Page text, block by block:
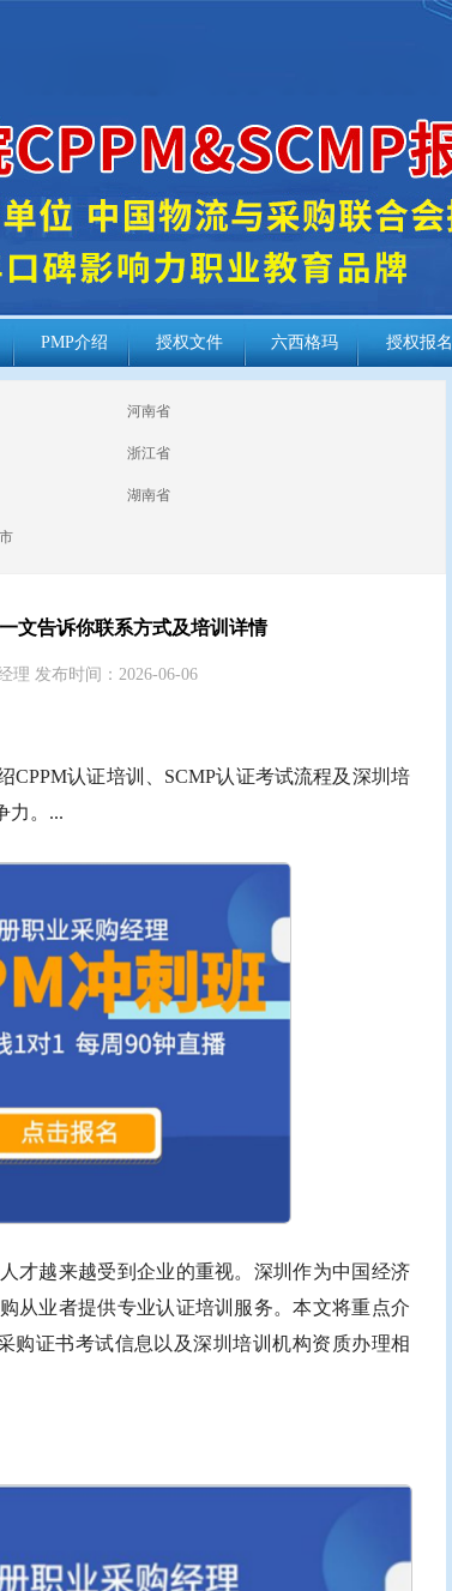
PMP介绍 授权文件 六西格玛 授权报名
河南省
浙江省
湖南省
文告诉你联系方式及培训详情
理 发布时间：2026-06-06
认证培训、SCMP认证考试流程及深圳培
力。...
才越来越受到企业的重视。深圳作为中国经济
从业者提供专业认证培训服务。本文将重点介
购证书考试信息以及深圳培训机构资质办理相